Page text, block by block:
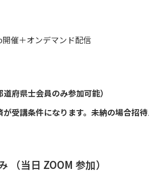
催＋オンデマンド配信
道府県士会員のみ参加可能）
受講条件になります。未納の場合招
（当日 ZOOM 参加）